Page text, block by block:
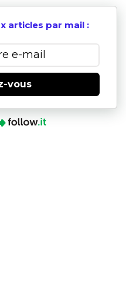
articles par mail :
vous